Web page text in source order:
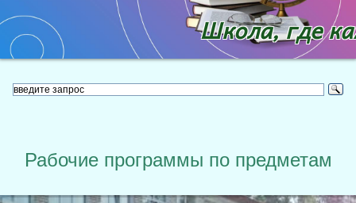
Школа, где
Рабочие программы по предметам